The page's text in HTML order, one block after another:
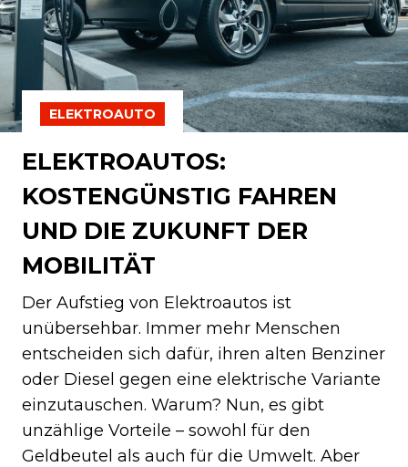
ELEKTROAUTO
ELEKTROAUTOS:
KOSTENGÜNSTIG FAHREN
UND DIE ZUKUNFT DER
MOBILITÄT
Der Aufstieg von Elektroautos ist
unübersehbar. Immer mehr Menschen
entscheiden sich dafür, ihren alten Benziner
oder Diesel gegen eine elektrische Variante
einzutauschen. Warum? Nun, es gibt
unzählige Vorteile – sowohl für den
Geldbeutel als auch für die Umwelt. Aber